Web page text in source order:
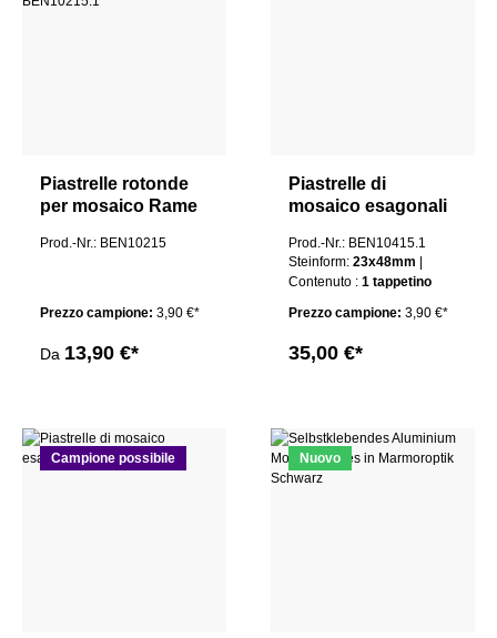
Piastrelle rotonde
per mosaico Rame
Prod.-Nr.: BEN10215
Prezzo campione: 3,90 €*
Da 13,90 €*
Piastrelle di
mosaico esagonali
Prod.-Nr.: BEN10415.1
Steinform: 23x48mm
Contenuto : 1 tappetino
Prezzo campione: 3,90 €*
35,00 €*
Campione possibile Nuovo